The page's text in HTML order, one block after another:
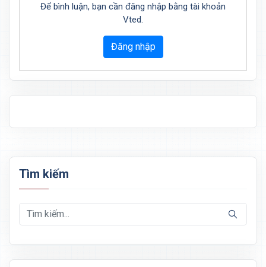
Để bình luận, bạn cần đăng nhập bằng tài khoản
Vted.
Đăng nhập
Tìm kiếm